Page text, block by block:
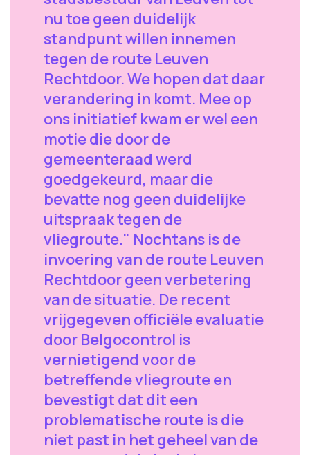
nu toe geen duidelijk
standpunt willen innemen
tegen de route Leuven
Rechtdoor. We hopen dat daar
verandering in komt. Mee op
ons initiatief kwam er wel een
motie die door de
gemeenteraad werd
goedgekeurd, maar die
bevatte nog geen duidelijke
uitspraak tegen de
vliegroute." Nochtans is de
invoering van de route Leuven
Rechtdoor geen verbetering
van de situatie. De recent
vrijgegeven officiële evaluatie
door Belgocontrol is
vernietigend voor de
betreffende vliegroute en
bevestigt dat dit een
problematische route is die
niet past in het geheel van de